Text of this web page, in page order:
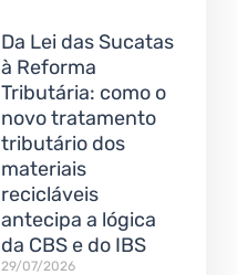
Da Lei das Sucatas
à Reforma
Tributária: como o
novo tratamento
tributário dos
materiais
recicláveis
antecipa a lógica
da CBS e do IBS
29/07/2026